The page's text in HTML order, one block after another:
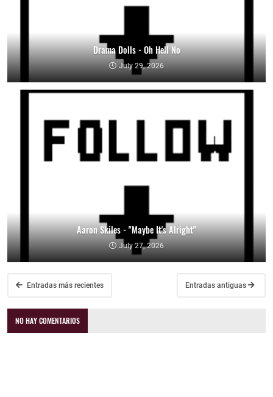
Drama Dolls - Oh Hell No
July 29, 2026
Aaron Skiles - "Maybe It's Alright"
July 27, 2026
Entradas más recientes Entradas antiguas
NO HAY COMENTARIOS